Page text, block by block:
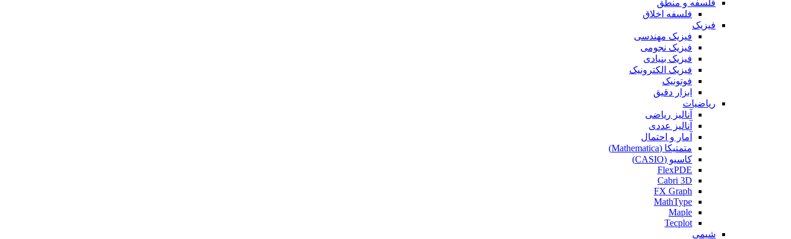
فلسفه و منطق
فلسفه اخلاق
فیزیک
فیزیک مهندسی
فیزیک نجومی
فیزیک بنیادی
فیزیک الکترونیک
فوتونیک
ابزار دقیق
ریاضیات
آنالیز ریاضی
آنالیز عددی
آمار و احتمال
متمتیکا (Mathematica)
کاسیو (CASIO)
FlexPDE
Cabri 3D
FX Graph
MathType
Maple
Tecplot
شیمی